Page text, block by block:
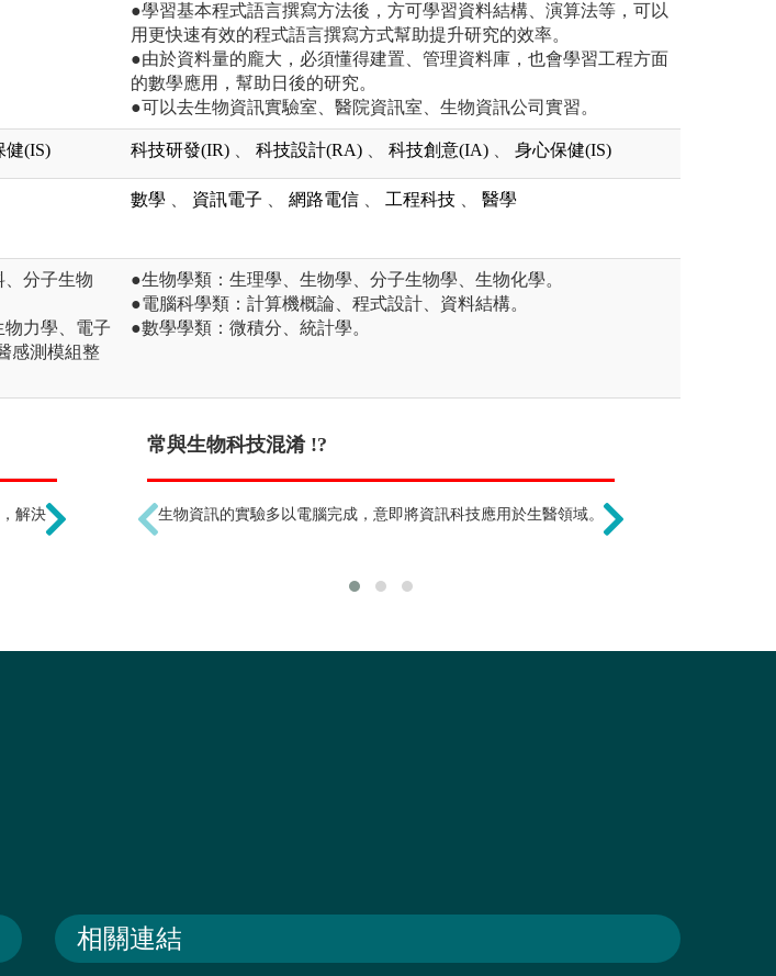
●學習基本程式語言撰寫方法後，方可學習資料結構、演算法等，可以
用更快速有效的程式語言撰寫方式幫助提升研究的效率。
●由於資料量的龐大，必須懂得建置、管理資料庫，也會學習工程方面
的數學應用，幫助日後的研究。
●可以去生物資訊實驗室、醫院資訊室、生物資訊公司實習。
健(IS) 科技研發(IR) 科技設計(RA) 科技創意(IA) 身心保健(IS)
數學 資訊電子 網路電信 工程科技 醫學
分子生物
力學、電子
感測模組整
●生物學類：生理學、生物學、分子生物學、生物化學。
●電腦科學類：計算機概論、程式設計、資料結構。
●數學學類：微積分、統計學。
解決
前途渺茫 !?
跨領域學習使得職業生涯更為寬闊，就業選擇多元，且生醫工程為
國際公認最具發展潛力的行業之一。
常與生物科技混淆 !?
生物資訊的實驗多以電腦完成，意即將資訊科技應用於生醫領域。
相關連結